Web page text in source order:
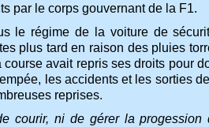
par le corps gouvernant de la F1.
le régime de la voiture de
plus tard en raison des pluies
course avait repris ses droits pour
les accidents et les sorties
reprises.
courir, ni de gérer la